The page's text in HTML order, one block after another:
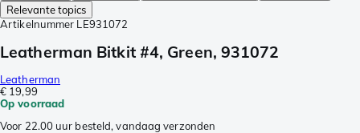
Relevante topics
Artikelnummer LE931072
Leatherman Bitkit #4, Green, 931072
Leatherman
€ 19,99
Op voorraad
Voor 22.00 uur besteld, vandaag verzonden